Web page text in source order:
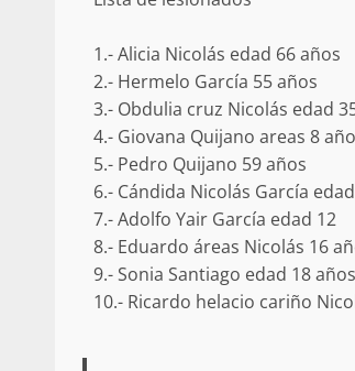
1.- Alicia Nicolás edad 66 años
2.- Hermelo García 55 años
3.- Obdulia cruz Nicolás edad
4.- Giovana Quijano areas 8
5.- Pedro Quijano 59 años
6.- Cándida Nicolás García
7.- Adolfo Yair García edad 12
8.- Eduardo áreas Nicolás 16
9.- Sonia Santiago edad 18 años
10.- Ricardo helacio cariño
Poder
Catalina
10 marzo 2026